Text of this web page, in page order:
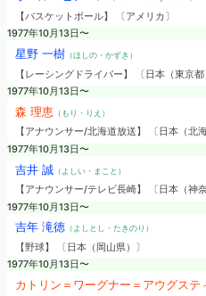
【バスケットボール】 〔アメリカ〕
1977年10月13日〜
星野 一樹（ほしの・かずき）
【レーシングドライバー】 〔日本（東京都
1977年10月13日〜
森 理恵 （もり・りえ）
【アナウンサー/北海道放送】 〔日本（北海
1977年10月13日〜
吉井 誠（よしい・まこと）
【アナウンサー/テレビ長崎】 〔日本（神
1977年10月13日〜
吉年 滝徳（よしとし・たきのり）
【野球】 〔日本（岡山県）〕
1977年10月13日〜
カトリン＝ワーグナー＝アウグステ